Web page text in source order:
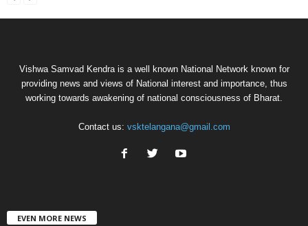
Vishwa Samvad Kendra is a well known National Network known for
providing news and views of National interest and importance, thus
working towards awakening of national consciousness of Bharat.
Contact us: vsktelangana@gmail.com
EVEN MORE NEWS